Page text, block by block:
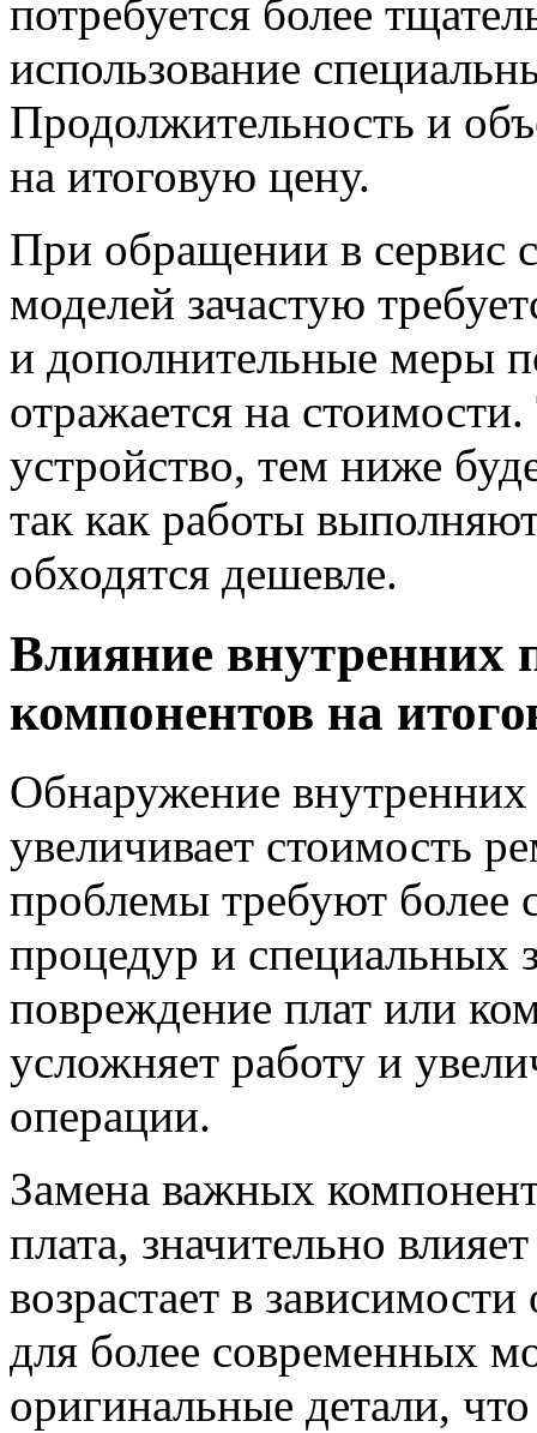
потребуется более
использование
Продолжительность и
на итоговую цену.
При обращении в сервис
моделей зачастую
и дополнительные меры
отражается на
устройство, тем ниже
так как работы
обходятся дешевле.
Влияние внутренних
компонентов на
Обнаружение
увеличивает стоимость
проблемы требуют более
процедур и специальных
повреждение плат или
усложняет работу и
операции.
Замена важных
плата, значительно
возрастает в
для более современных
оригинальные детали,